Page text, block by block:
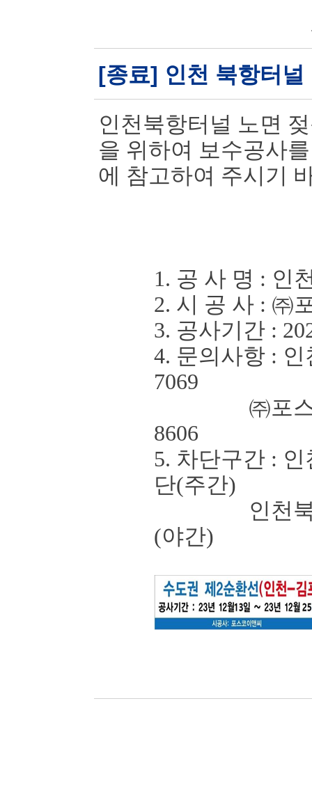
[종료] 인천 북항터
인천북항터널 노면
을 위하여 보수공사
에 참고하여 주시기
1. 공 사 명 : 인
2. 시 공 사 : ㈜
3. 공사기간 :
4. 문의사항 :
7069
㈜포
8606
5. 차단구간 :
단(주간)
인천북항
(야간)